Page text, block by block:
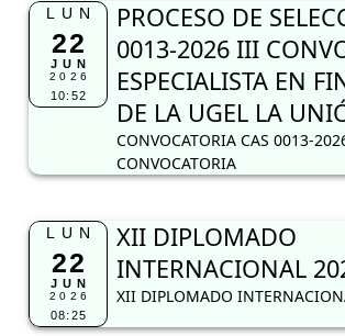
LUN
22
JUN
2026
10:52
PROCESO DE
0013-2026 III
ESPECIALISTA EN
DE LA UGEL LA
CONVOCATORIA CAS 0013-
CONVOCATORIA
LUN
22
JUN
2026
08:25
XII DIPLOMADO
INTERNACIONAL
XII DIPLOMADO